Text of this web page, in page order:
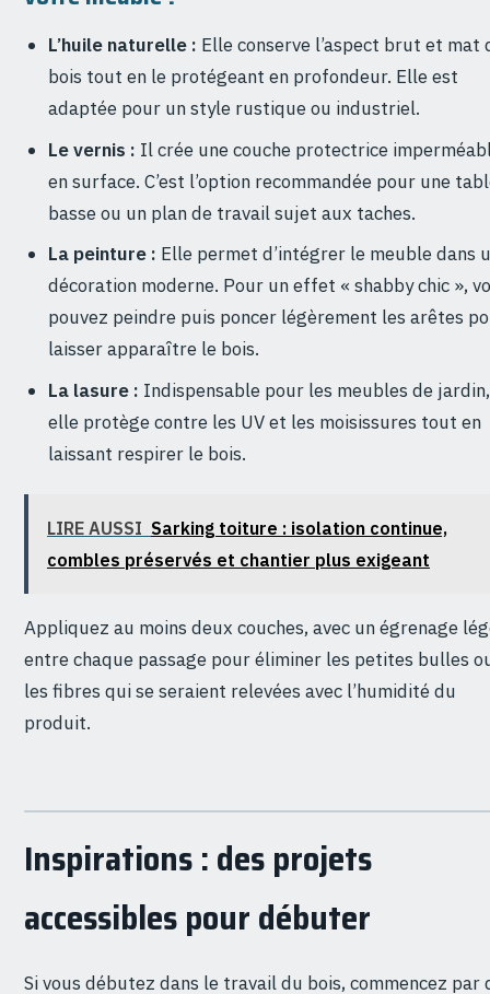
L’huile naturelle : Elle conserve l’aspect brut et mat
bois tout en le protégeant en profondeur. Elle est
adaptée pour un style rustique ou industriel.
Le vernis : Il crée une couche protectrice
en surface. C’est l’option recommandée pour une
basse ou un plan de travail sujet aux taches.
La peinture : Elle permet d’intégrer le meuble dans
décoration moderne. Pour un effet « shabby chic »,
pouvez peindre puis poncer légèrement les arêtes
laisser apparaître le bois.
La lasure : Indispensable pour les meubles de jardin,
elle protège contre les UV et les moisissures tout en
laissant respirer le bois.
LIRE AUSSI Sarking toiture : isolation continue,
combles préservés et chantier plus exigeant
Appliquez au moins deux couches, avec un égrenage
entre chaque passage pour éliminer les petites bulles
les fibres qui se seraient relevées avec l’humidité du
produit.
Inspirations : des projets
accessibles pour débuter
Si vous débutez dans le travail du bois, commencez par